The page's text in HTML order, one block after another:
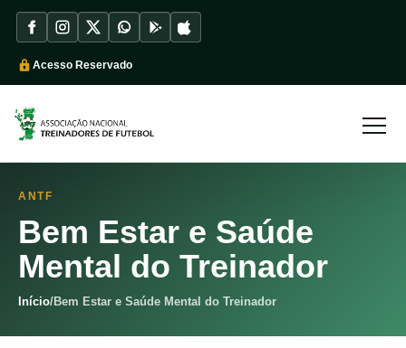
Acesso Reservado
ANTF
Bem Estar e Saúde
Mental do Treinador
Início/Bem Estar e Saúde Mental do Treinador